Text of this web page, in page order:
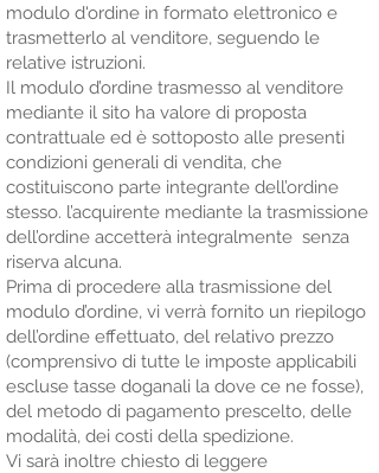
modulo d'ordine in formato elettronico e
trasmetterlo al venditore, seguendo le
relative istruzioni.
Il modulo d’ordine trasmesso al venditore
mediante il sito ha valore di proposta
contrattuale ed è sottoposto alle presenti
condizioni generali di vendita, che
costituiscono parte integrante dell’ordine
stesso. l’acquirente mediante la trasmissione
dell’ordine accetterà integralmente senza
riserva alcuna.
Prima di procedere alla trasmissione del
modulo d’ordine, vi verrà fornito un riepilogo
dell’ordine effettuato, del relativo prezzo
(comprensivo di tutte le imposte applicabili
escluse tasse doganali la dove ce ne fosse),
del metodo di pagamento prescelto, delle
modalità, dei costi della spedizione.
Vi sarà inoltre chiesto di leggere